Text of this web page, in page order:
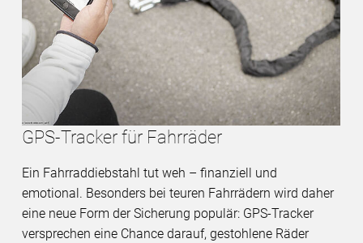
GPS-Tracker für Fahrräder
Ein Fahrraddiebstahl tut weh – finanziell und
emotional. Besonders bei teuren Fahrrädern wird daher
eine neue Form der Sicherung populär: GPS-Tracker
versprechen eine Chance darauf, gestohlene Räder